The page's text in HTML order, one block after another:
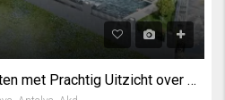
Exclusieve Appartementen met Prachtig Uitzicht over Alanya